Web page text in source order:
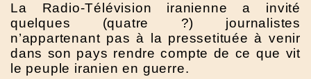
La Radio-Télévision iranienne a invité
quelques (quatre ?) journalistes
n’appartenant pas à la pressetituée à venir
dans son pays rendre compte de ce que vit
le peuple iranien en guerre.